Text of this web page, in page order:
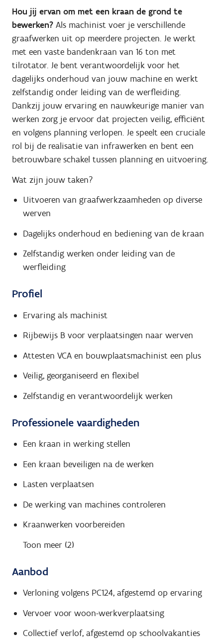
Hou jij ervan om met een kraan de grond te
bewerken? Als machinist voer je verschillende
graafwerken uit op meerdere projecten. Je werkt
met een vaste bandenkraan van 16 ton met
tilrotator. Je bent verantwoordelijk voor het
dagelijks onderhoud van jouw machine en werkt
zelfstandig onder leiding van de werfleiding.
Dankzij jouw ervaring en nauwkeurige manier van
werken zorg je ervoor dat projecten veilig, efficiënt
en volgens planning verlopen. Je speelt een cruciale
rol bij de realisatie van infrawerken en bent een
betrouwbare schakel tussen planning en uitvoering.
Wat zijn jouw taken?
Uitvoeren van graafwerkzaamheden op diverse
werven
Dagelijks onderhoud en bediening van de kraan
Zelfstandig werken onder leiding van de
werfleiding
Profiel
Ervaring als machinist
Rijbewijs B voor verplaatsingen naar werven
Attesten VCA en bouwplaatsmachinist een plus
Veilig, georganiseerd en flexibel
Zelfstandig en verantwoordelijk werken
Professionele vaardigheden
Een kraan in werking stellen
Een kraan beveiligen na de werken
Lasten verplaatsen
De werking van machines controleren
Kraanwerken voorbereiden
Toon meer (2)
Aanbod
Verloning volgens PC124, afgestemd op ervaring
Vervoer voor woon-werkverplaatsing
Collectief verlof, afgestemd op schoolvakanties